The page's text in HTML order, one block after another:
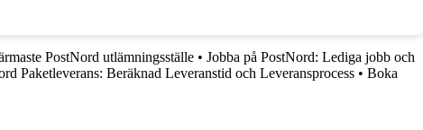
PostNord utlämningsställe • Jobba på PostNord: Lediga jobb och
Paketleverans: Beräknad Leveranstid och Leveransprocess • Boka